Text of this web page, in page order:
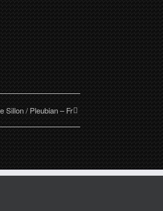
Sillon / Pleubian – Fr